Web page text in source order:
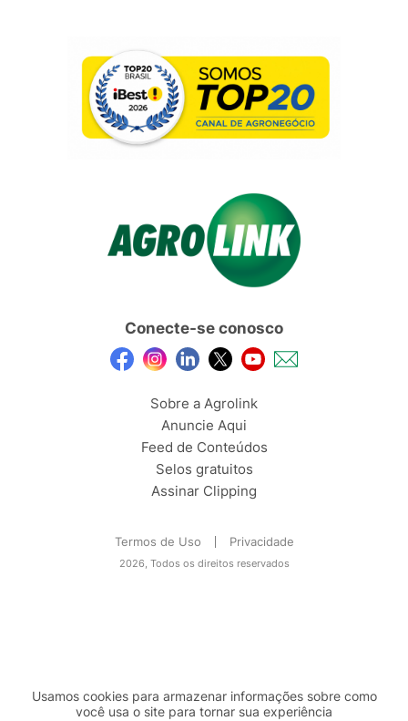
Conecte-se conosco
Sobre a Agrolink
Anuncie Aqui
Feed de Conteúdos
Selos gratuitos
Assinar Clipping
Termos de Uso Privacidade
2026, Todos os direitos reservados
Usamos cookies para armazenar informações sobre como
você usa o site para tornar sua experiência